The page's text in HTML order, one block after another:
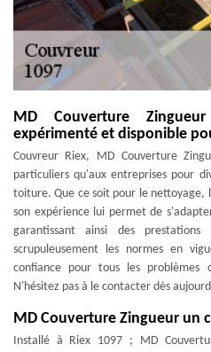
MD Couverture
expérimenté et disponible
Couvreur Riex, MD Couverture
particuliers qu'aux entreprises pour
toiture. Que ce soit pour le nettoyage,
son expérience lui permet de
garantissant ainsi des
scrupuleusement les normes en
confiance pour tous les
N'hésitez pas à le contacter dès
MD Couverture Zingueur un
Installé à Riex 1097 ; MD